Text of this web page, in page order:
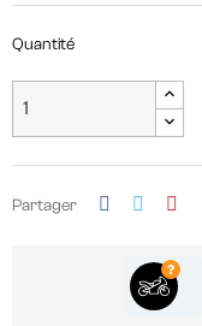
Quantité
Partager